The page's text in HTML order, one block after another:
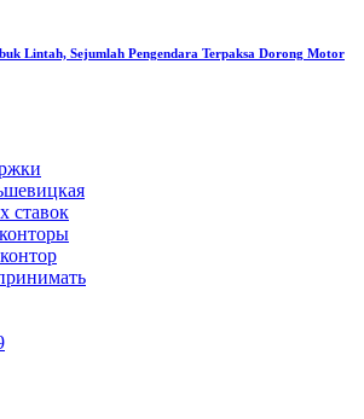
Lintah, Sejumlah Pengendara Terpaksa Dorong Motor
ставок